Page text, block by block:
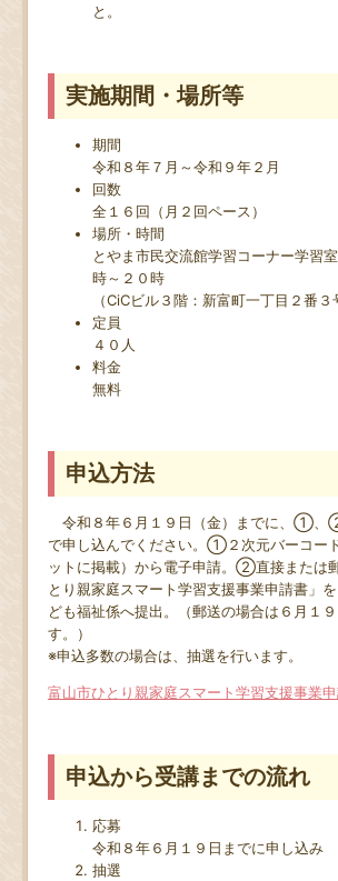
と。
実施期間・場所等
期間
令和８年７月～令和９年２月
回数
全１６回（月２回ペース）
場所・時間
とやま市民交流館学習コーナー学
時～２０時
（CiCビル３階：新富町一丁目２番３
定員
４０人
料金
無料
申込方法
令和８年６月１９日（金）までに、①、
で申し込んでください。①２次元バーコー
ットに掲載）から電子申請。②直接または
とり親家庭スマート学習支援事業申請書」
ども福祉係へ提出。（郵送の場合は６月１
す。）
※申込多数の場合は、抽選を行います。
富山市ひとり親家庭スマート学習支援事業
申込から受講までの流れ
応募
令和８年６月１９日までに申し込み
抽選